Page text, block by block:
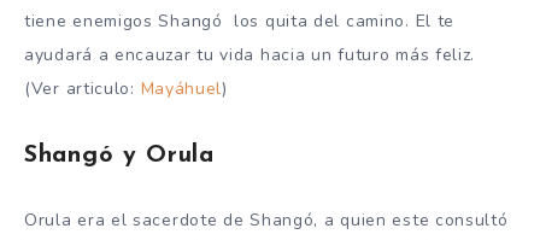
tiene enemigos Shangó los quita del camino. El te
ayudará a encauzar tu vida hacia un futuro más feliz.
(Ver articulo: Mayáhuel)
Shangó y Orula
Orula era el sacerdote de Shangó, a quien este consultó